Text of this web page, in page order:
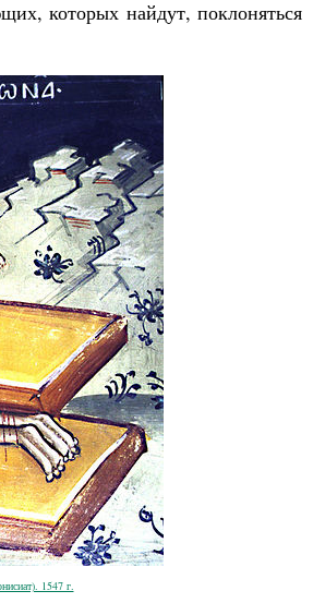
которых найдут, поклоняться
1547 г.
Печорские истории. Воспоминания иконописца